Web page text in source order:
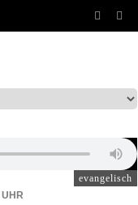
evangelisch
UHR